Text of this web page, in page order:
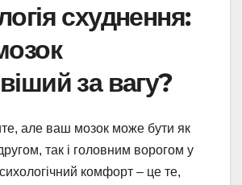
схуднення:
за вагу?
але ваш мозок може бути як
так і головним ворогом у
комфорт – це те,